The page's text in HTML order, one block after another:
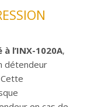
l’INX-1020A,
détendeur